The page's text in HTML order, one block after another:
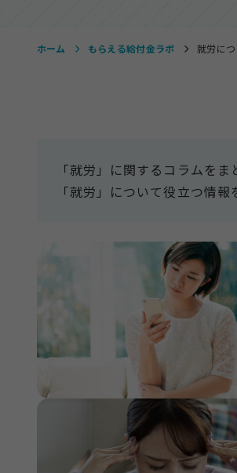
ホーム もらえる給付金ラボ 就労に
「就労」に関するコラムを
「就労」について役立つ情